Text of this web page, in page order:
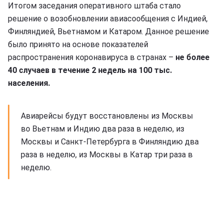
Итогом заседания оперативного штаба стало
решение о возобновлении авиасообщения с Индией,
Финляндией, Вьетнамом и Катаром. Данное решение
было принято на основе показателей
распространения коронавируса в странах – не более
40 случаев в течение 2 недель на 100 тыс.
населения.
Авиарейсы будут восстановлены из Москвы
во Вьетнам и Индию два раза в неделю, из
Москвы и Санкт-Петербурга в Финляндию два
раза в неделю, из Москвы в Катар три раза в
неделю.